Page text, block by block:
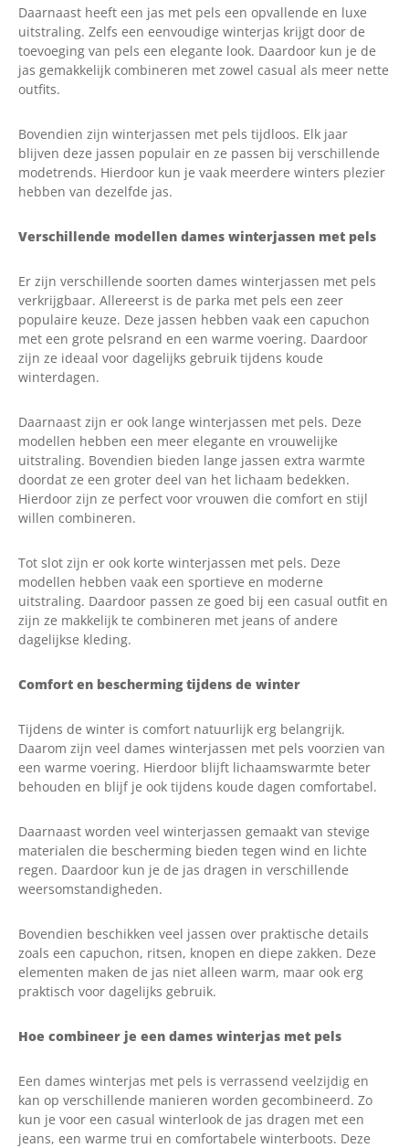
Daarnaast heeft een jas met pels een opvallende en luxe
uitstraling. Zelfs een eenvoudige winterjas krijgt door de
toevoeging van pels een elegante look. Daardoor kun je de
jas gemakkelijk combineren met zowel casual als meer nette
outfits.
Bovendien zijn winterjassen met pels tijdloos. Elk jaar
blijven deze jassen populair en ze passen bij verschillende
modetrends. Hierdoor kun je vaak meerdere winters plezier
hebben van dezelfde jas.
Verschillende modellen dames winterjassen met pels
Er zijn verschillende soorten dames winterjassen met pels
verkrijgbaar. Allereerst is de parka met pels een zeer
populaire keuze. Deze jassen hebben vaak een capuchon
met een grote pelsrand en een warme voering. Daardoor
zijn ze ideaal voor dagelijks gebruik tijdens koude
winterdagen.
Daarnaast zijn er ook lange winterjassen met pels. Deze
modellen hebben een meer elegante en vrouwelijke
uitstraling. Bovendien bieden lange jassen extra warmte
doordat ze een groter deel van het lichaam bedekken.
Hierdoor zijn ze perfect voor vrouwen die comfort en stijl
willen combineren.
Tot slot zijn er ook korte winterjassen met pels. Deze
modellen hebben vaak een sportieve en moderne
uitstraling. Daardoor passen ze goed bij een casual outfit en
zijn ze makkelijk te combineren met jeans of andere
dagelijkse kleding.
Comfort en bescherming tijdens de winter
Tijdens de winter is comfort natuurlijk erg belangrijk.
Daarom zijn veel dames winterjassen met pels voorzien van
een warme voering. Hierdoor blijft lichaamswarmte beter
behouden en blijf je ook tijdens koude dagen comfortabel.
Daarnaast worden veel winterjassen gemaakt van stevige
materialen die bescherming bieden tegen wind en lichte
regen. Daardoor kun je de jas dragen in verschillende
weersomstandigheden.
Bovendien beschikken veel jassen over praktische details
zoals een capuchon, ritsen, knopen en diepe zakken. Deze
elementen maken de jas niet alleen warm, maar ook erg
praktisch voor dagelijks gebruik.
Hoe combineer je een dames winterjas met pels
Een dames winterjas met pels is verrassend veelzijdig en
kan op verschillende manieren worden gecombineerd. Zo
kun je voor een casual winterlook de jas dragen met een
jeans, een warme trui en comfortabele winterboots. Deze